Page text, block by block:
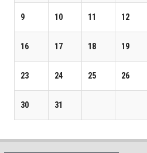
9 10 11 12
16 17 18 19
23 24 25 26
30 31